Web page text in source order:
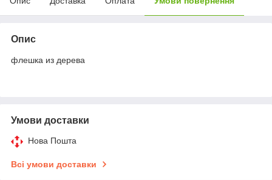
Опис
флешка из дерева
Умови доставки
Нова Пошта
Всі умови доставки